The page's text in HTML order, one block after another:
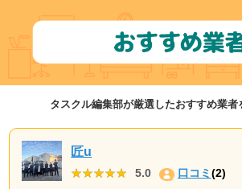
タスクル編集部が厳選したおすすめ業者
匠u
★★★★★
★★★★★ 5.0 口コミ(2)